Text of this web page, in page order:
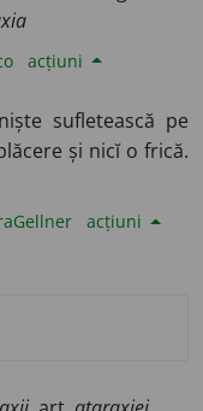
acțiuni
sufletească pe
și nicĭ o frică.
acțiuni